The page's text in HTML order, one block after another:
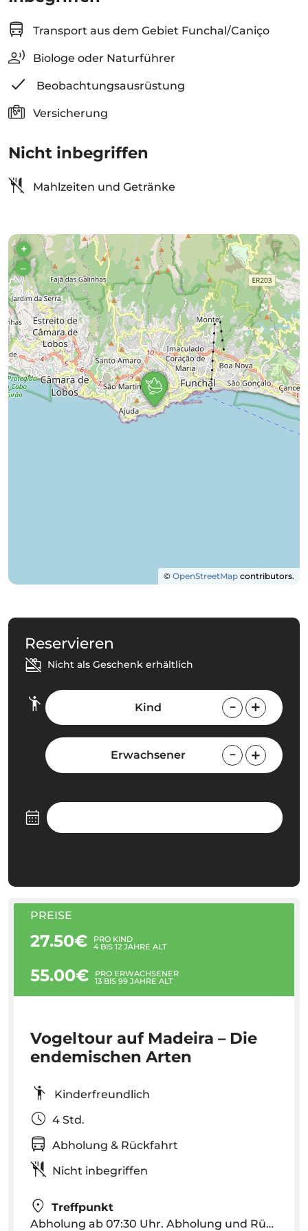
Transport aus dem Gebiet Funchal/Caniço
Biologe oder Naturführer
Beobachtungsausrüstung
Versicherung
Nicht inbegriffen
Mahlzeiten und Getränke
+
–
© OpenStreetMap contributors.
Reservieren
Nicht als Geschenk erhältlich
Kind
Erwachsener
PREISE
27.50€ PRO KIND
4 BIS 12 JAHRE ALT
55.00€ PRO ERWACHSENER
13 BIS 99 JAHRE ALT
Vogeltour auf Madeira – Die
endemischen Arten
Kinderfreundlich
4 Std.
Abholung & Rückfahrt
Nicht inbegriffen
Treffpunkt
Abholung ab 07:30 Uhr. Abholung und Rückgabe in Funchal, Caniço (bitte erfragen Sie andere Standorte).